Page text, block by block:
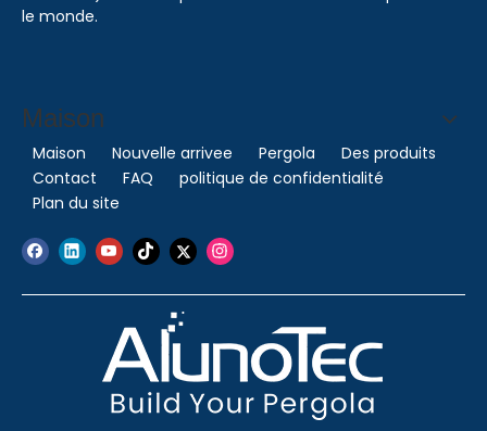
le monde.
Maison
Maison Nouvelle arrivee Pergola
Des produits
Contact
FAQ
politique de confidentialité
Plan du site